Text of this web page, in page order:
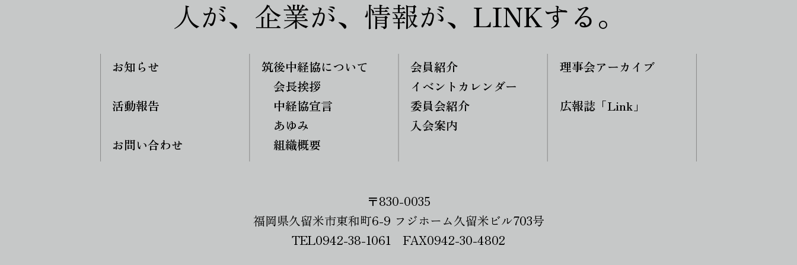
人が、企業が、情報が、LINKする。
お知らせ
活動報告
お問い合わせ
筑後中経協について
会長挨拶
中経協宣言
あゆみ
組織概要
会員紹介
イベントカレンダー
委員会紹介
入会案内
理事会アーカイブ
広報誌「Link」
〒830-0035
福岡県久留米市東和町6-9 フジホーム久留米ビル703号
TEL0942-38-1061 FAX0942-30-4802